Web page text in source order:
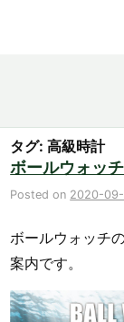
金・プラチナ・
店舗情報
最新情報
ONLINE
タグ: 高級時計
ボールウォッ
Posted on 2020-
ボールウォッチ
案内です。